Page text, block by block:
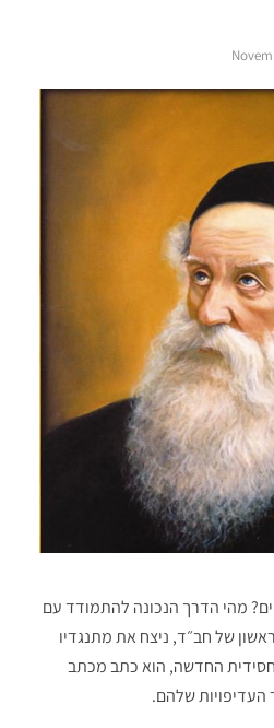
מהי הדרך הנכונה להתמודד עם
של חב״ד, ניצח את מתנגדיו
החדשה, הוא כתב מכתב
העדיפויות שלהם.